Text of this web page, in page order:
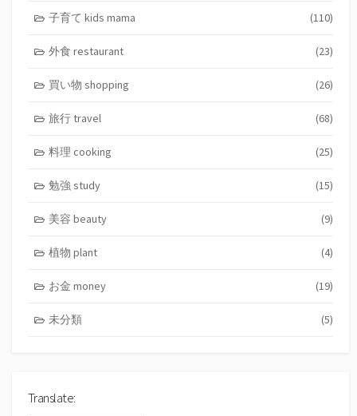
子育て kids mama (110)
外食 restaurant (23)
買い物 shopping (26)
旅行 travel (68)
料理 cooking (25)
勉強 study (15)
美容 beauty (9)
植物 plant (4)
お金 money (19)
未分類 (5)
Translate: